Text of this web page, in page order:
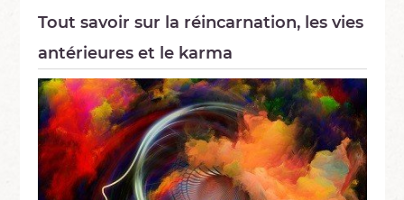
Tout savoir sur la réincarnation, les vies
antérieures et le karma